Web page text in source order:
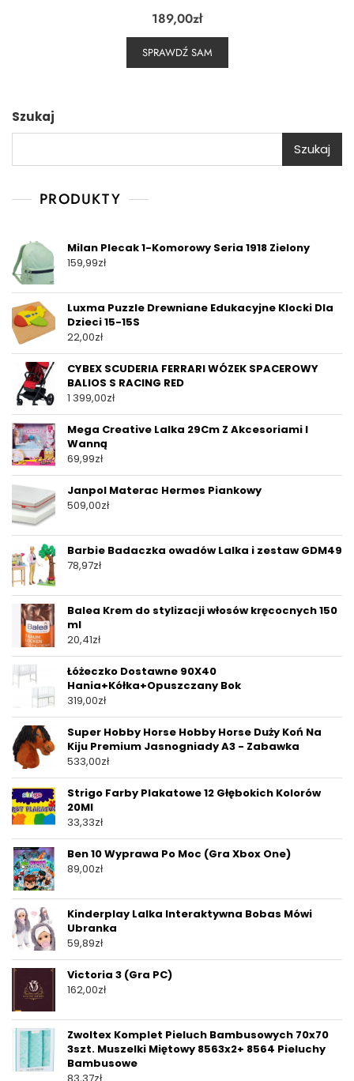
189,00zł
SPRAWDŹ SAM
Szukaj
Szukaj
PRODUKTY
Milan Plecak 1-Komorowy Seria 1918 Zielony
159,99zł
Luxma Puzzle Drewniane Edukacyjne Klocki Dla
Dzieci 15-15S
22,00zł
CYBEX SCUDERIA FERRARI WÓZEK SPACEROWY
BALIOS S RACING RED
1 399,00zł
Mega Creative Lalka 29Cm Z Akcesoriami I
Wanną
69,99zł
Janpol Materac Hermes Piankowy
509,00zł
Barbie Badaczka owadów Lalka i zestaw GDM49
78,97zł
Balea Krem do stylizacji włosów kręcocnych 150
ml
20,41zł
Łóżeczko Dostawne 90X40
Hania+Kółka+Opuszczany Bok
319,00zł
Super Hobby Horse Hobby Horse Duży Koń Na
Kiju Premium Jasnogniady A3 - Zabawka
533,00zł
Strigo Farby Plakatowe 12 Głębokich Kolorów
20Ml
33,33zł
Ben 10 Wyprawa Po Moc (Gra Xbox One)
89,00zł
Kinderplay Lalka Interaktywna Bobas Mówi
Ubranka
59,89zł
Victoria 3 (Gra PC)
162,00zł
Zwoltex Komplet Pieluch Bambusowych 70x70
3szt. Muszelki Miętowy 8563x2+ 8564 Pieluchy
Bambusowe